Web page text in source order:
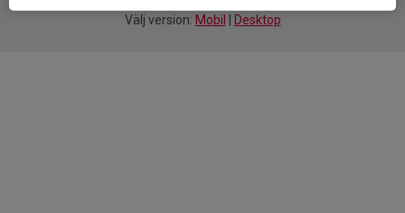
Välj version: Mobil Desktop